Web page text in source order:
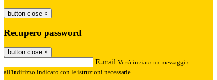
button close ×
Recupero password
button close ×
E-mail Verrà inviato un messaggio
all'indirizzo indicato con le istruzioni necessarie.